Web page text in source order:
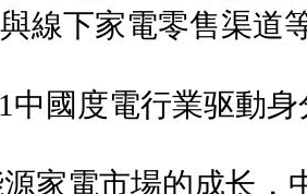
線下家電零售渠道
國度電行業驱動身
家電市場的成长，